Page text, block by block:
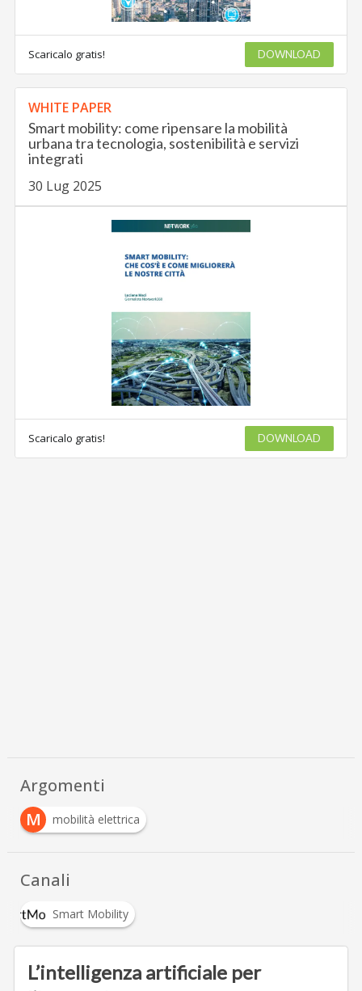
Scaricalo gratis! DOWNLOAD
WHITE PAPER
Smart mobility: come ripensare la mobilità
urbana tra tecnologia, sostenibilità e servizi
integrati
30 Lug 2025
Scaricalo gratis! DOWNLOAD
Argomenti
M
mobilità elettrica
Canali
Smart Mobility
L’intelligenza artificiale per